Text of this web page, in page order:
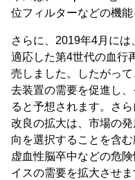
位フィルターなどの機能
さらに、2019年4月に
適応した第4世代の血行
売しました。したがっ
去装置の需要を促進し
ると予想されます。さ
改良の拡大は、市場の
向を選択することを含
虚血性脳卒中などの危
イスの需要を拡大させ